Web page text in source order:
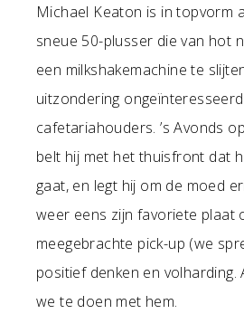
Michael Keaton is in topvorm
sneue 50-plusser die van hot
een milkshakemachine te
uitzondering
cafetariahouders. ’s Avonds
belt hij met het thuisfront dat
gaat, en legt hij om de moed
weer eens zijn favoriete plaat
meegebrachte pick-up (we
positief denken en volharding.
we te doen met hem.